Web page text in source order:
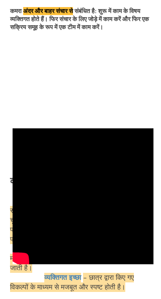
कमराअंदर और बाहर संचार सेसंबंधित है: शुरू में काम के विषय
व्यक्तिगत होते हैं। फिर संचार के लिए जोड़े में काम करें और फिर एक
सक्रिय समूह के रूप में एक टीम में काम करें।
कमरे के नियम:
सॉफ्टवेयर सीखेगा और विभिन्न क्षेत्रों में से कौन सा विषय
चुनेगा।
प्रोसेसिंग, वीडियो, साउंड एडिटिंग, रिकॉर्डिंग,
फोटोग्राफी, सिनेमा, क्रिएटिव सॉफ्टवेयर, म्यूजिक)
माध्यम से, प्रवृत्ति और स्कूल की देखभाल और देखभाल की
जाती है।
व्यक्तिगत इच्छा - छात्र द्वारा किए गए
विकल्पों के माध्यम से मजबूत और स्पष्ट होती है।